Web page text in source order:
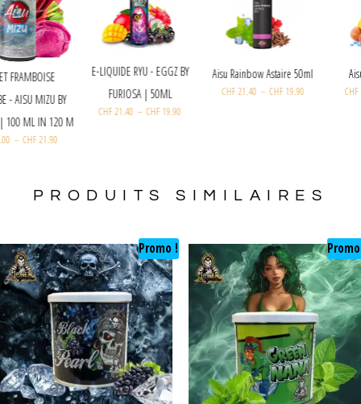
Aisu Rainbow Astaire 50ml
–
CHF21.40
E-LIQUIDE RYU - EGGZ BY
FURIOSA | 50ML
–
CHF21.40
SORBET FRAMBOISE
RHUBARBE - AISU MIZU BY
JUICE | 100 ML IN 120 M
–
CHF33.00
PRODUITS SIMILAIRES
Promo !